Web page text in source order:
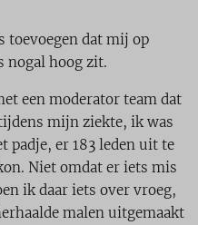
toevoegen dat mij op
nogal hoog zit.
een moderator team dat
mijn ziekte, ik was
padje, er 183 leden uit te
Niet omdat er iets mis
ik daar iets over vroeg,
malen uitgemaakt